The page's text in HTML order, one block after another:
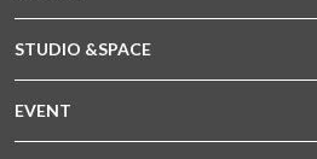
STUDIO &SPACE
EVENT